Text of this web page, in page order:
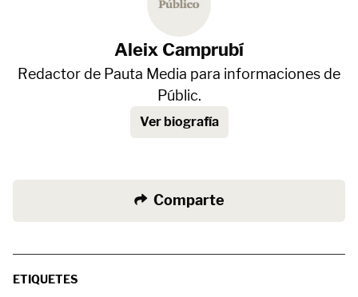
Aleix Camprubí
Redactor de Pauta Media para informaciones de
Públic.
Ver biografía
Comparte
ETIQUETES